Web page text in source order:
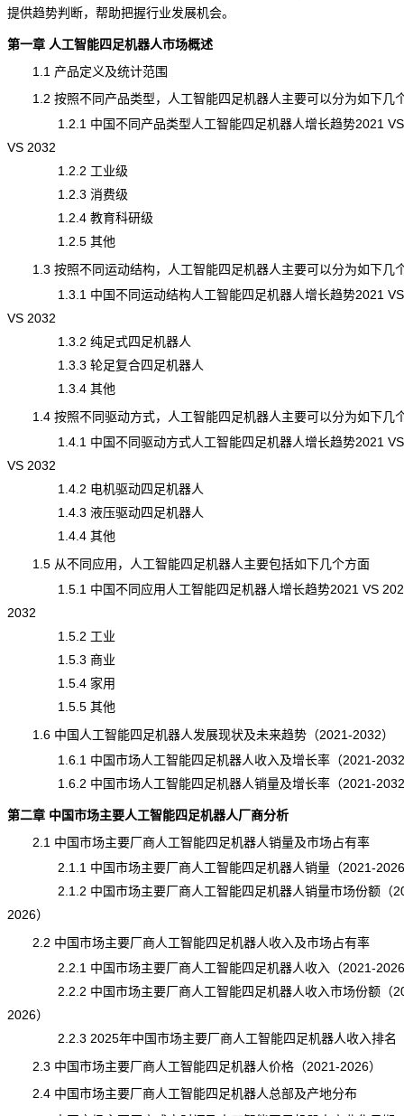
提供趋势判断，帮助把握行业发展机会。
第一章 人工智能四足机器人市场概述
1.1 产品定义及统计范围
1.2 按照不同产品类型，人工智能四足机器人主要可以分为如下几
1.2.1 中国不同产品类型人工智能四足机器人增长趋势2021 VS
VS 2032
1.2.2 工业级
1.2.3 消费级
1.2.4 教育科研级
1.2.5 其他
1.3 按照不同运动结构，人工智能四足机器人主要可以分为如下几
1.3.1 中国不同运动结构人工智能四足机器人增长趋势2021 VS
VS 2032
1.3.2 纯足式四足机器人
1.3.3 轮足复合四足机器人
1.3.4 其他
1.4 按照不同驱动方式，人工智能四足机器人主要可以分为如下几
1.4.1 中国不同驱动方式人工智能四足机器人增长趋势2021 VS
VS 2032
1.4.2 电机驱动四足机器人
1.4.3 液压驱动四足机器人
1.4.4 其他
1.5 从不同应用，人工智能四足机器人主要包括如下几个方面
1.5.1 中国不同应用人工智能四足机器人增长趋势2021 VS
2032
1.5.2 工业
1.5.3 商业
1.5.4 家用
1.5.5 其他
1.6 中国人工智能四足机器人发展现状及未来趋势（2021-2032）
1.6.1 中国市场人工智能四足机器人收入及增长率（2021-
1.6.2 中国市场人工智能四足机器人销量及增长率（2021-
第二章 中国市场主要人工智能四足机器人厂商分析
2.1 中国市场主要厂商人工智能四足机器人销量及市场占有率
2.1.1 中国市场主要厂商人工智能四足机器人销量（2021-
2.1.2 中国市场主要厂商人工智能四足机器人销量市场份额（
2026）
2.2 中国市场主要厂商人工智能四足机器人收入及市场占有率
2.2.1 中国市场主要厂商人工智能四足机器人收入（2021-
2.2.2 中国市场主要厂商人工智能四足机器人收入市场份额（
2026）
2.2.3 2025年中国市场主要厂商人工智能四足机器人收入排名
2.3 中国市场主要厂商人工智能四足机器人价格（2021-2026）
2.4 中国市场主要厂商人工智能四足机器人总部及产地分布